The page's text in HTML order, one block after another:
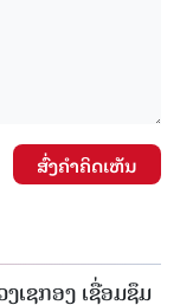
ສົ່ງຄໍາຄິດເຫັນ
ເຊກອງ ເຊື່ອມຊຶມ